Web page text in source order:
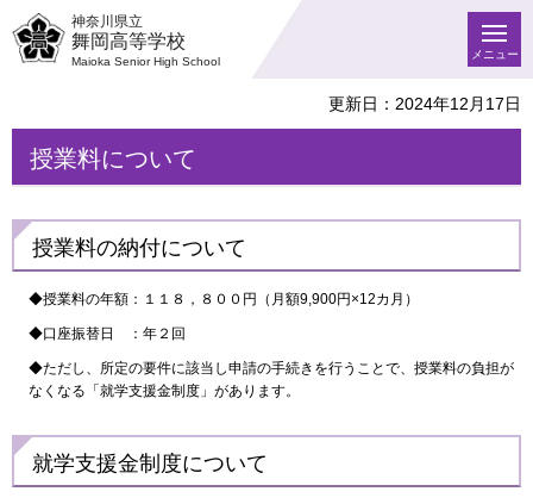
神奈川県立
舞岡高等学校
Maioka Senior High School
メニュー
更新日：2024年12月17日
授業料について
授業料の納付について
◆授業料の年額：１１８，８００円（月額9,900円×12カ月）
◆口座振替日 ：年２回
◆ただし、所定の要件に該当し申請の手続きを行うことで、授業料の負担が
なくなる「就学支援金制度」があります。
就学支援金制度について